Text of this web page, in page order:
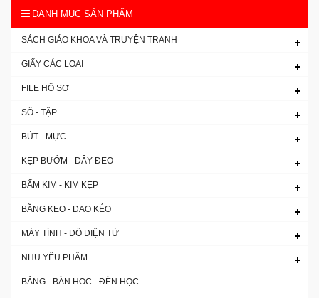
DANH MỤC SẢN PHẨM
SÁCH GIÁO KHOA VÀ TRUYỆN TRANH
GIẤY CÁC LOẠI
FILE HỒ SƠ
SỔ - TẬP
BÚT - MỰC
KẸP BƯỚM - DÂY ĐEO
BẤM KIM - KIM KẸP
BĂNG KEO - DAO KÉO
MÁY TÍNH - ĐỒ ĐIỆN TỬ
NHU YẾU PHẨM
BẢNG - BÀN HOC - ĐÈN HỌC